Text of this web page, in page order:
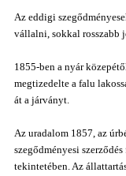
Az eddigi
vállalni, sokkal rosszabb
1855-ben a nyár
megtizedelte a falu
át a járványt.
Az uradalom 1857, az
szegődményesi
tekintetében. Az